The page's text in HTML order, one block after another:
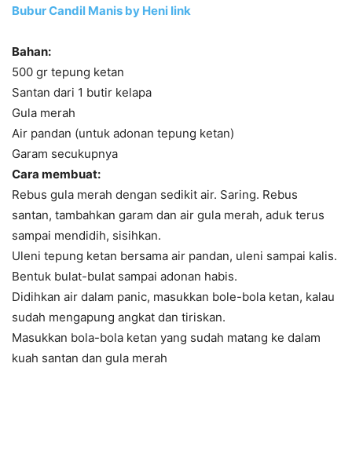
Bubur Candil Manis by Heni Iink
Bahan:
500 gr tepung ketan
Santan dari 1 butir kelapa
Gula merah
Air pandan (untuk adonan tepung ketan)
Garam secukupnya
Cara membuat:
Rebus gula merah dengan sedikit air. Saring. Rebus
santan, tambahkan garam dan air gula merah, aduk terus
sampai mendidih, sisihkan.
Uleni tepung ketan bersama air pandan, uleni sampai kalis.
Bentuk bulat-bulat sampai adonan habis.
Didihkan air dalam panic, masukkan bole-bola ketan, kalau
sudah mengapung angkat dan tiriskan.
Masukkan bola-bola ketan yang sudah matang ke dalam
kuah santan dan gula merah